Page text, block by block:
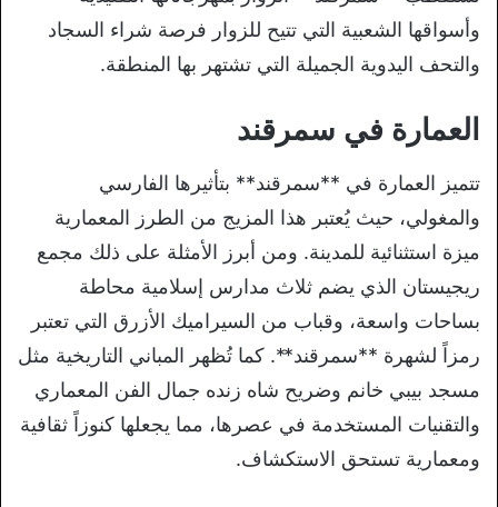
وأسواقها الشعبية التي تتيح للزوار فرصة شراء السجاد
والتحف اليدوية الجميلة التي تشتهر بها المنطقة.
العمارة في سمرقند
تتميز العمارة في **سمرقند** بتأثيرها الفارسي
والمغولي، حيث يُعتبر هذا المزيج من الطرز المعمارية
ميزة استثنائية للمدينة. ومن أبرز الأمثلة على ذلك مجمع
ريجيستان الذي يضم ثلاث مدارس إسلامية محاطة
بساحات واسعة، وقباب من السيراميك الأزرق التي تعتبر
رمزاً لشهرة **سمرقند**. كما تُظهر المباني التاريخية مثل
مسجد بيبي خانم وضريح شاه زنده جمال الفن المعماري
والتقنيات المستخدمة في عصرها، مما يجعلها كنوزاً ثقافية
ومعمارية تستحق الاستكشاف.